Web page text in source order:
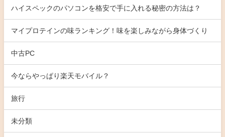
ハイスペックのパソコンを格安で手に入れる秘密の方法は？
マイプロテインの味ランキング！味を楽しみながら身体づくり
中古PC
今ならやっぱり楽天モバイル？
旅行
未分類